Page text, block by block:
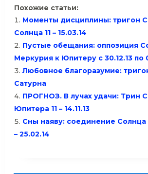
Похожие статьи:
Моменты дисциплины: тригон
Солнца 11 – 15.03.14
Пустые обещания: оппозиция
Меркурия к Юпитеру с 30.12.13 по
Любовное благоразумие:
Сатурна
ПРОГНОЗ. В лучах удачи: Трин
Юпитера 11 – 14.11.13
Сны наяву: соединение Солнца
– 25.02.14